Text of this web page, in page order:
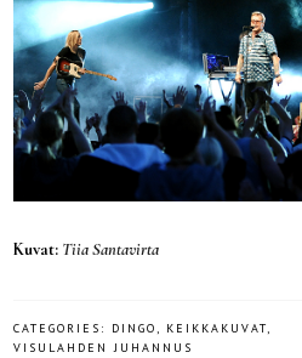
Kuvat: Tiia Santavirta
CATEGORIES: DINGO, KEIKKAKUVAT,
VISULAHDEN JUHANNUS